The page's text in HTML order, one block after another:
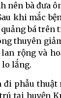
nên bà đưa
khi mắc
bá trên
thuyên
rộng và
lo lắng.
đi phẫu thuật
tại huyện